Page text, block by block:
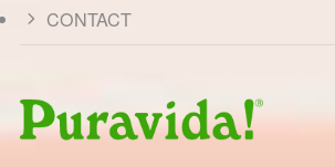
CONTACT